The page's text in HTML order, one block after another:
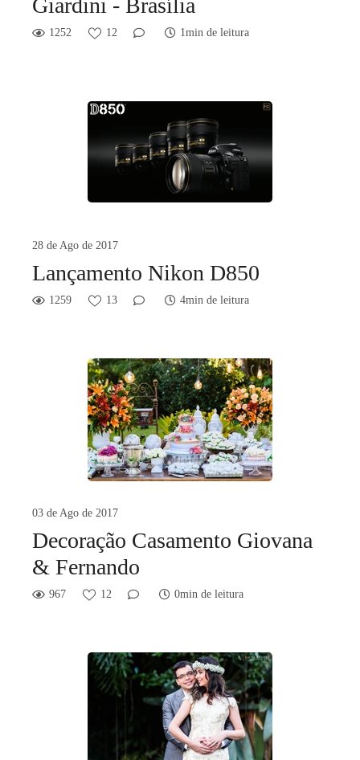
Giardini - Brasília
1252 12 1min de leitura
28 de Ago de 2017
Lançamento Nikon D850
1259 13 4min de leitura
03 de Ago de 2017
Decoração Casamento Giovana
& Fernando
967 12 0min de leitura